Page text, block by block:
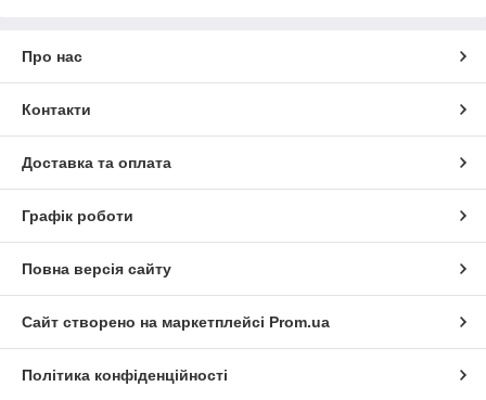
Про нас
Контакти
Доставка та оплата
Графік роботи
Повна версія сайту
Сайт створено на маркетплейсі Prom.ua
Політика конфіденційності